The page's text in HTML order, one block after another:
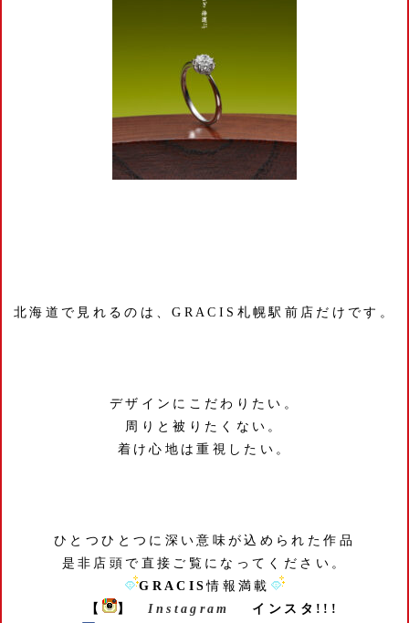
北海道で見れるのは、GRACIS札幌駅前店だけです。
デザインにこだわりたい。
周りと被りたくない。
着け心地は重視したい。
ひとつひとつに深い意味が込められた作品
是非店頭で直接ご覧になってください。
GRACIS情報満載
【
】 Instagram
インスタ!!!